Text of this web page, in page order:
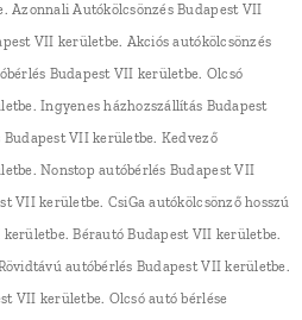
Azonnali Autókölcsönzés Budapest VII
VII kerületbe. Akciós autókölcsönzés
Budapest VII kerületbe. Olcsó
Ingyenes házhozszállítás Budapest
VII kerületbe. Kedvező
Nonstop autóbérlés Budapest VII
VII kerületbe. CsiGa autókölcsönző hosszú
Bérautó Budapest VII kerületbe.
autóbérlés Budapest VII kerületbe.
VII kerületbe. Olcsó autó bérlése